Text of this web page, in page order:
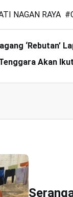
NAGAN RAYA #
‘Rebutan’
Akan